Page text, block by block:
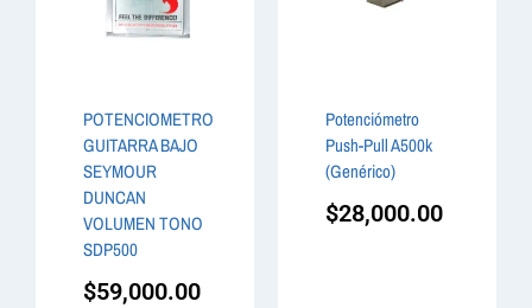
POTENCIOMETRO
GUITARRA BAJO
SEYMOUR
DUNCAN
VOLUMEN TONO
SDP500
$59,000.00
Potenciómetro
Push-Pull A500k
(Genérico)
$28,000.00